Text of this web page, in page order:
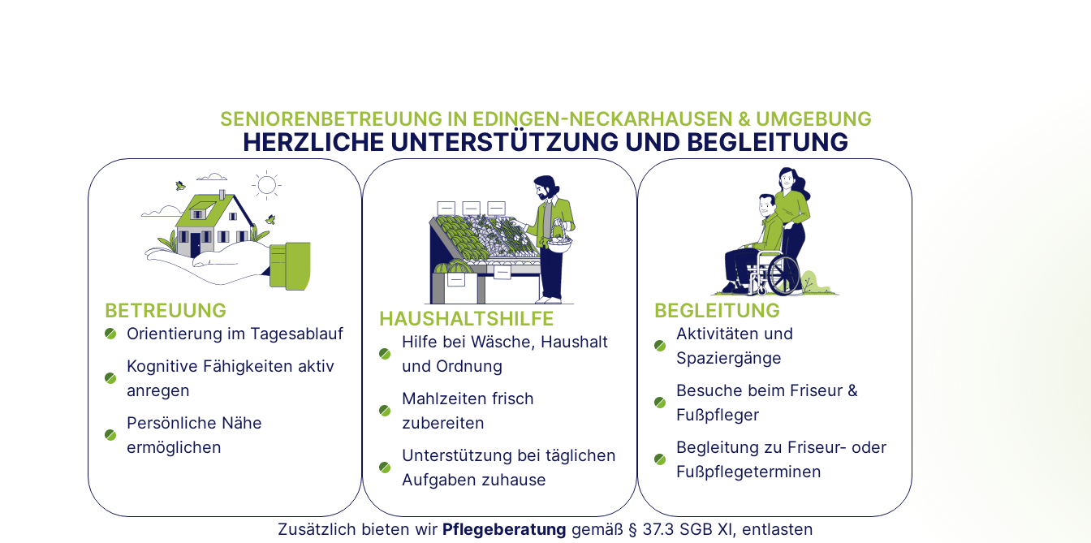
SENIORENBETREUUNG IN EDINGEN-NECKARHAUSEN & UMGEBUNG
HERZLICHE UNTERSTÜTZUNG UND BEGLEITUNG
BETREUUNG
Orientierung im Tagesablauf
Kognitive Fähigkeiten aktiv
anregen
Persönliche Nähe
ermöglichen
HAUSHALTSHILFE
Hilfe bei Wäsche, Haushalt
und Ordnung
Mahlzeiten frisch
zubereiten
Unterstützung bei täglichen
Aufgaben zuhause
BEGLEITUNG
Aktivitäten und
Spaziergänge
Besuche beim Friseur &
Fußpfleger
Begleitung zu Friseur- oder
Fußpflegeterminen
Zusätzlich bieten wir Pflegeberatung gemäß § 37.3 SGB XI, entlasten